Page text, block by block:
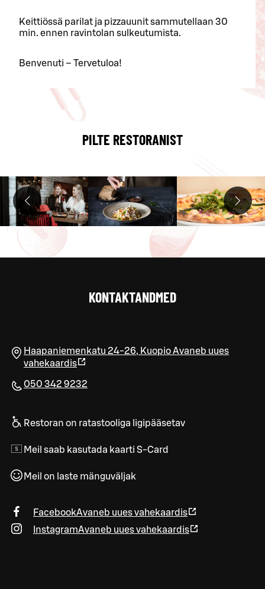
Keittiössä parilat ja pizzauunit sammutellaan 30
min. ennen ravintolan sulkeutumista.
Benvenuti – Tervetuloa!
PILTE RESTORANIST
KONTAKTANDMED
Haapaniemenkatu 24-26, KuopioAvaneb uues
vahekaardis
050 342 9232
Restoran on ratastooliga ligipääsetav
Meil saab kasutada kaarti S-Card
Meil on laste mänguväljak
FacebookAvaneb uues vahekaardis
InstagramAvaneb uues vahekaardis